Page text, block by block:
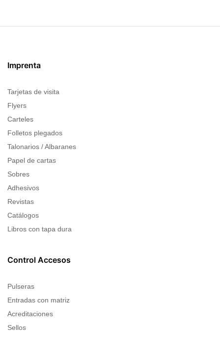
Imprenta
Tarjetas de visita
Flyers
Carteles
Folletos plegados
Talonarios / Albaranes
Papel de cartas
Sobres
Adhesivos
Revistas
Catálogos
Libros con tapa dura
Control Accesos
Pulseras
Entradas con matriz
Acreditaciones
Sellos